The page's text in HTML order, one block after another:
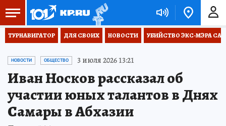
ТУРНАВИГАТОР ДЛЯ СВОИХ НОВОСТИ УБИЙСТВО ЭКС-МЭРА
НОВОСТИ ОБЩЕСТВО 3 июля 2026 13:21
Иван Носков рассказал об
участии юных талантов в Днях
Самары в Абхазии